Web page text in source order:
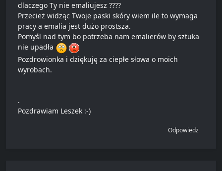
dlaczego Ty nie emaliujesz ????
Przecież widząc Twoje paski skóry wiem ile to wymaga
pracy a emalia jest dużo prostsza.
Pomyśl nad tym bo potrzeba nam emalierów by sztuka
nie upadła
Pozdrowionka i dziękuję za ciepłe słowa o moich
wyrobach.
.
Pozdrawiam Leszek :-)
Odpowiedz